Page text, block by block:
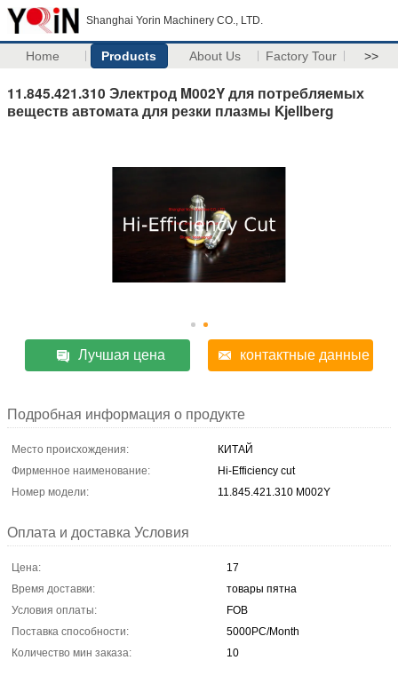
Shanghai Yorin Machinery CO., LTD.
Home Products About Us Factory Tour >>
11.845.421.310 Электрод M002Y для потребляемых
веществ автомата для резки плазмы Kjellberg
Лучшая цена контактные данные
Подробная информация о продукте
Место происхождения:
КИТАЙ
Фирменное наименование:
Hi-Efficiency cut
Номер модели:
11.845.421.310 M002Y
Оплата и доставка Условия
Цена:
17
Время доставки:
товары пятна
Условия оплаты:
FOB
Поставка способности:
5000PC/Month
Количество мин заказа:
10